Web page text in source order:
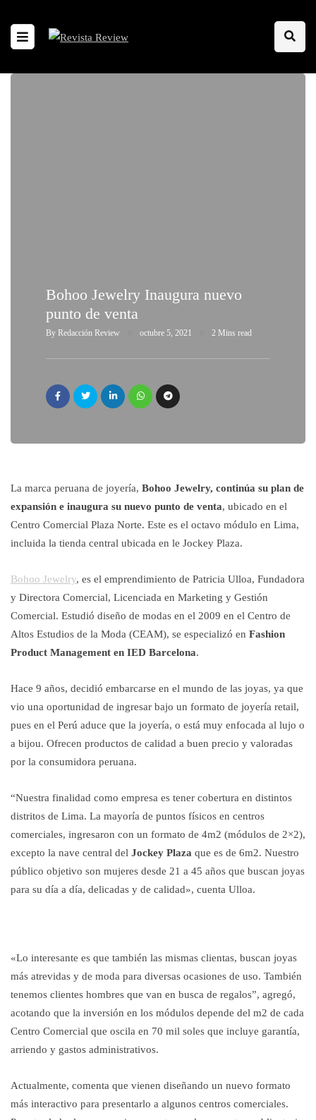
Bohoo Jewelry Inaugura nuevo
punto de venta
By Redacción Review octubre 5, 2021 2 Mins read
La marca peruana de joyería, Bohoo Jewelry, continúa su plan de
expansión e inaugura su nuevo punto de venta, ubicado en el
Centro Comercial Plaza Norte. Este es el octavo módulo en Lima,
incluida la tienda central ubicada en le Jockey Plaza.
Bohoo Jewelry, es el emprendimiento de Patricia Ulloa, Fundadora
y Directora Comercial, Licenciada en Marketing y Gestión
Comercial. Estudió diseño de modas en el 2009 en el Centro de
Altos Estudios de la Moda (CEAM), se especializó en Fashion
Product Management en IED Barcelona.
Hace 9 años, decidió embarcarse en el mundo de las joyas, ya que
vio una oportunidad de ingresar bajo un formato de joyería retail,
pues en el Perú aduce que la joyería, o está muy enfocada al lujo o
a bijou. Ofrecen productos de calidad a buen precio y valoradas
por la consumidora peruana.
“Nuestra finalidad como empresa es tener cobertura en distintos
distritos de Lima. La mayoría de puntos físicos en centros
comerciales, ingresaron con un formato de 4m2 (módulos de 2×2),
excepto la nave central del Jockey Plaza que es de 6m2. Nuestro
público objetivo son mujeres desde 21 a 45 años que buscan joyas
para su día a día, delicadas y de calidad», cuenta Ulloa.
«Lo interesante es que también las mismas clientas, buscan joyas
más atrevidas y de moda para diversas ocasiones de uso. También
tenemos clientes hombres que van en busca de regalos”, agregó,
acotando que la inversión en los módulos depende del m2 de cada
Centro Comercial que oscila en 70 mil soles que incluye garantía,
arriendo y gastos administrativos.
Actualmente, comenta que vienen diseñando un nuevo formato
más interactivo para presentarlo a algunos centros comerciales.